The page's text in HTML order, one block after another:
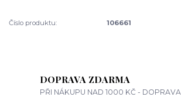
Číslo produktu: 106661
DOPRAVA ZDARMA
PŘI NÁKUPU NAD 1000 KČ -